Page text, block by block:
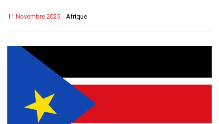
- Afrique
11 Novembre 2025